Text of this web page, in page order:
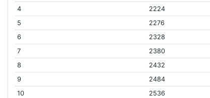
4
2224
5
2276
6
2328
7
2380
8
2432
9
2484
10
2536